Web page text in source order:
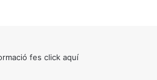
fes click aquí